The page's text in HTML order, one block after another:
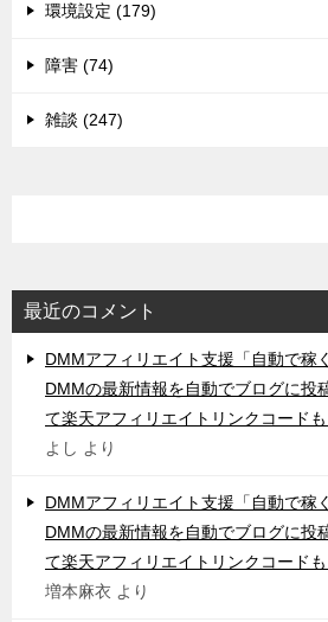
環境設定 (179)
障害 (74)
雑談 (247)
最近のコメント
DMMアフィリエイト支援「自動で稼
DMMの最新情報を自動でブログに投
て楽天アフィリエイトリンクコード
よし より
DMMアフィリエイト支援「自動で稼
DMMの最新情報を自動でブログに投
て楽天アフィリエイトリンクコード
増本麻衣 より